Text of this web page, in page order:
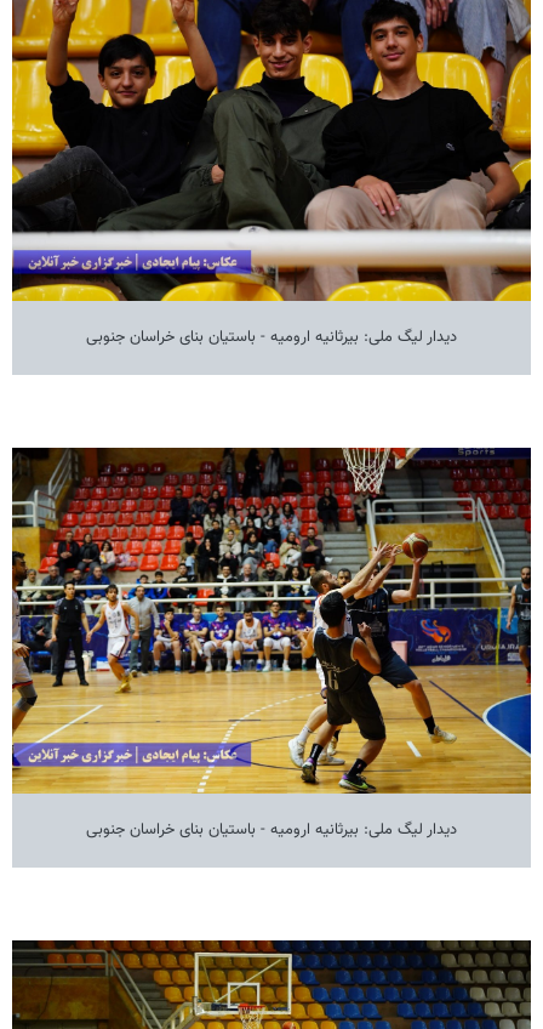
دیدار لیگ ملی: بیرثانیه ارومیه - باستیان بنای خراسان جنوبی
دیدار لیگ ملی: بیرثانیه ارومیه - باستیان بنای خراسان جنوبی